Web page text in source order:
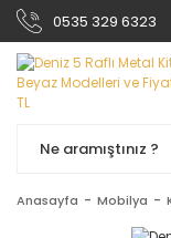
0535 329 6323
Anasayfa Mobilya